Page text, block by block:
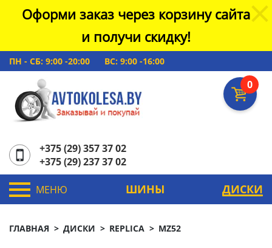
Оформи заказ через корзину сайта
и получи скидку!
ПН - СБ: 9:00 -20:00 ВС: 9:00 -16:00
0
+375 (29) 357 37 02
+375 (29) 237 37 02
МЕНЮ ШИНЫ ДИСКИ
ГЛАВНАЯ ДИСКИ REPLICA MZ52